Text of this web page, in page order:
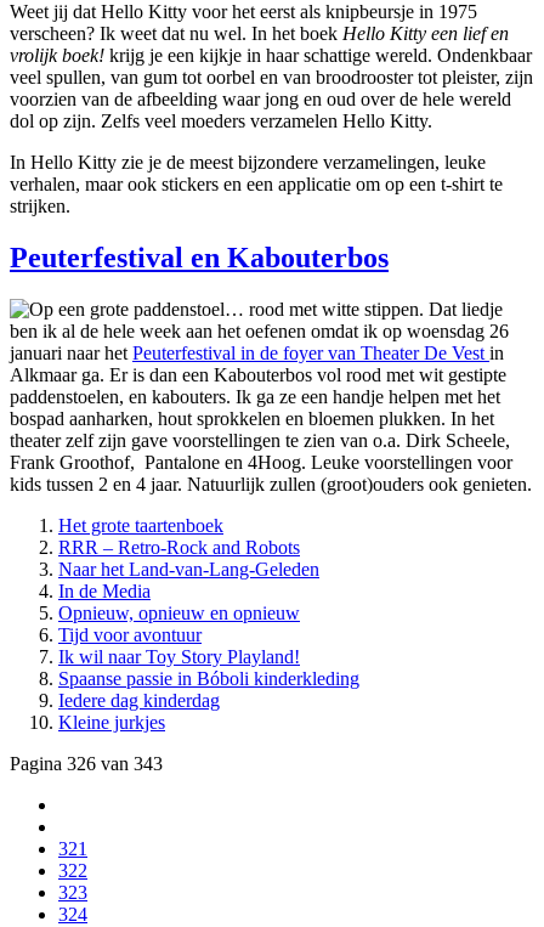
Weet jij dat Hello Kitty voor het eerst als knipbeursje in 1975
verscheen? Ik weet dat nu wel. In het boek Hello Kitty een lief en
vrolijk boek! krijg je een kijkje in haar schattige wereld. Ondenkbaar
veel spullen, van gum tot oorbel en van broodrooster tot pleister, zijn
voorzien van de afbeelding waar jong en oud over de hele wereld
dol op zijn. Zelfs veel moeders verzamelen Hello Kitty.
In Hello Kitty zie je de meest bijzondere verzamelingen, leuke
verhalen, maar ook stickers en een applicatie om op een t-shirt te
strijken.
Peuterfestival en Kabouterbos
Op een grote paddenstoel… rood met witte stippen. Dat liedje
ben ik al de hele week aan het oefenen omdat ik op woensdag 26
januari naar het Peuterfestival in de foyer van Theater De Vest in
Alkmaar ga. Er is dan een Kabouterbos vol rood met wit gestipte
paddenstoelen, en kabouters. Ik ga ze een handje helpen met het
bospad aanharken, hout sprokkelen en bloemen plukken. In het
theater zelf zijn gave voorstellingen te zien van o.a. Dirk Scheele,
Frank Groothof, Pantalone en 4Hoog. Leuke voorstellingen voor
kids tussen 2 en 4 jaar. Natuurlijk zullen (groot)ouders ook genieten.
Het grote taartenboek
RRR – Retro-Rock and Robots
Naar het Land-van-Lang-Geleden
In de Media
Opnieuw, opnieuw en opnieuw
Tijd voor avontuur
Ik wil naar Toy Story Playland!
Spaanse passie in Bóboli kinderkleding
Iedere dag kinderdag
Kleine jurkjes
Pagina 326 van 343
321
322
323
324